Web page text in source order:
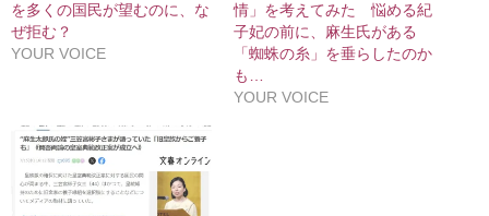
を多くの国民が望むのに、な
ぜ拒む？
YOUR VOICE
情」を考えてみた 悩める紀
子妃の前に、麻生氏がある
「蜘蛛の糸」を垂らしたのか
も…
YOUR VOICE